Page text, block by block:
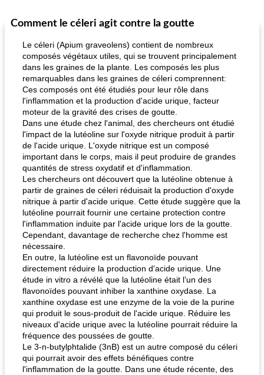
Comment le céleri agit contre la goutte
Le céleri (Apium graveolens) contient de nombreux
composés végétaux utiles, qui se trouvent principalement
dans les graines de la plante. Les composés les plus
remarquables dans les graines de céleri comprennent:
Ces composés ont été étudiés pour leur rôle dans
l'inflammation et la production d'acide urique, facteur
moteur de la gravité des crises de goutte.
Dans une étude chez l'animal, des chercheurs ont étudié
l'impact de la lutéoline sur l'oxyde nitrique produit à partir
de l'acide urique. L'oxyde nitrique est un composé
important dans le corps, mais il peut produire de grandes
quantités de stress oxydatif et d'inflammation.
Les chercheurs ont découvert que la lutéoline obtenue à
partir de graines de céleri réduisait la production d'oxyde
nitrique à partir d'acide urique. Cette étude suggère que la
lutéoline pourrait fournir une certaine protection contre
l'inflammation induite par l'acide urique lors de la goutte.
Cependant, davantage de recherche chez l'homme est
nécessaire.
En outre, la lutéoline est un flavonoïde pouvant
directement réduire la production d'acide urique. Une
étude in vitro a révélé que la lutéoline était l’un des
flavonoïdes pouvant inhiber la xanthine oxydase. La
xanthine oxydase est une enzyme de la voie de la purine
qui produit le sous-produit de l'acide urique. Réduire les
niveaux d'acide urique avec la lutéoline pourrait réduire la
fréquence des poussées de goutte.
Le 3-n-butylphtalide (3nB) est un autre composé du céleri
qui pourrait avoir des effets bénéfiques contre
l'inflammation de la goutte. Dans une étude récente, des